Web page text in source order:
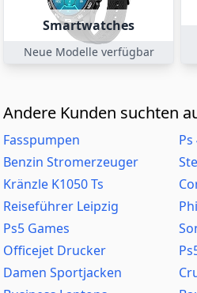
Smartwatches
Neue Modelle verfügbar
Andere Kunden suchten
Fasspumpen
Benzin Stromerzeuger
Kränzle K1050 Ts
Reiseführer Leipzig
Ps5 Games
Officejet Drucker
Damen Sportjacken